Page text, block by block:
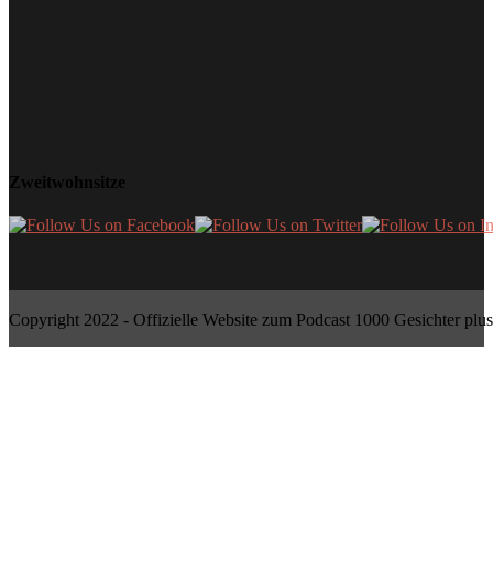
Zweitwohnsitze
Copyright 2022 - Offizielle Website zum Podcast 1000 Gesichter